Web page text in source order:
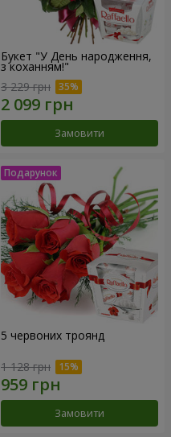
Букет "У День народження,
з коханням!"
3 229 грн
Замовити
5 червоних троянд
1 128 грн
Замовити